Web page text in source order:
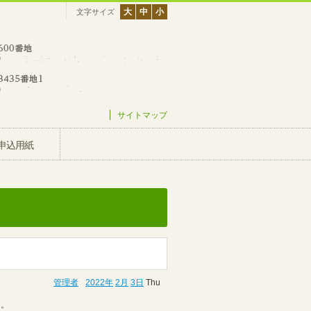
小
中
大
文字サイズ
サイトマップ
込用紙
2022年 2月 3日 Thu
管理者